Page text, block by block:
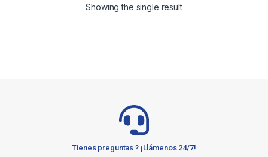
Showing the single result
Tienes preguntas ? ¡Llámenos 24/7!